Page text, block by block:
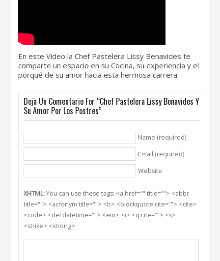
En este Video la Chef Pastelera Lissy Benavides te
comparte un espacio en su Cocina, su experiencia y el
porqué de su amor hacia esta hermosa carrera.
Deja Un Comentario For “Chef Pastelera Lissy Benavides Y
Su Amor Por Los Postres”
Name (required)
Email (required)
Website
XHTML:You can use these tags: <a href="" title=""> <abbr
title=""> <acronym title=""> <b> <blockquote cite=""> <cite>
<code> <del datetime=""> <em> <i> <q cite=""> <s>
<strike> <strong>